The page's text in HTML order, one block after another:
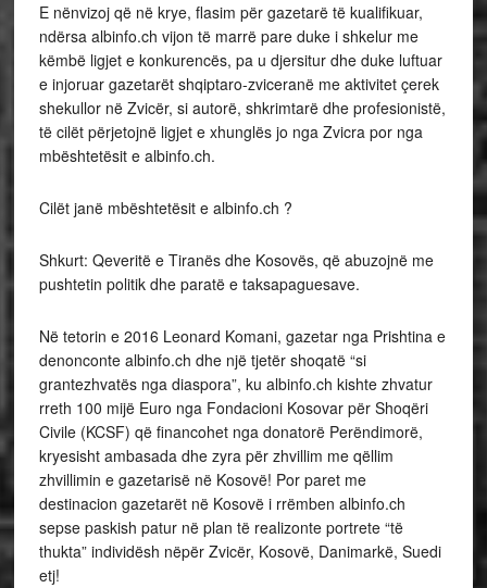
E nënvizoj që në krye, flasim për gazetarë të kualifikuar,
ndërsa albinfo.ch vijon të marrë pare duke i shkelur me
këmbë ligjet e konkurencës, pa u djersitur dhe duke luftuar
e injoruar gazetarët shqiptaro-zviceranë me aktivitet çerek
shekullor në Zvicër, si autorë, shkrimtarë dhe profesionistë,
të cilët përjetojnë ligjet e xhunglës jo nga Zvicra por nga
mbështetësit e albinfo.ch.
Cilët janë mbështetësit e albinfo.ch ?
Shkurt: Qeveritë e Tiranës dhe Kosovës, që abuzojnë me
pushtetin politik dhe paratë e taksapaguesave.
Në tetorin e 2016 Leonard Komani, gazetar nga Prishtina e
denonconte albinfo.ch dhe një tjetër shoqatë “si
grantezhvatës nga diaspora”, ku albinfo.ch kishte zhvatur
rreth 100 mijë Euro nga Fondacioni Kosovar për Shoqëri
Civile (KCSF) që financohet nga donatorë Perëndimorë,
kryesisht ambasada dhe zyra për zhvillim me qëllim
zhvillimin e gazetarisë në Kosovë! Por paret me
destinacion gazetarët në Kosovë i rrëmben albinfo.ch
sepse paskish patur në plan të realizonte portrete “të
thukta” individësh nëpër Zvicër, Kosovë, Danimarkë, Suedi
etj!